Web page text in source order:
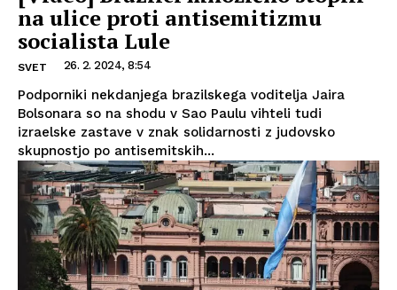
na ulice proti antisemitizmu
socialista Lule
SVET 26. 2. 2024, 8:54
Podporniki nekdanjega brazilskega voditelja Jaira
Bolsonara so na shodu v Sao Paulu vihteli tudi
izraelske zastave v znak solidarnosti z judovsko
skupnostjo po antisemitskih...